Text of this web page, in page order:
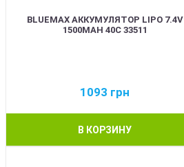
BLUEMAX АККУМУЛЯТОР LIPO 7.4V
1500MAH 40C 33511
1093 грн
В КОРЗИНУ